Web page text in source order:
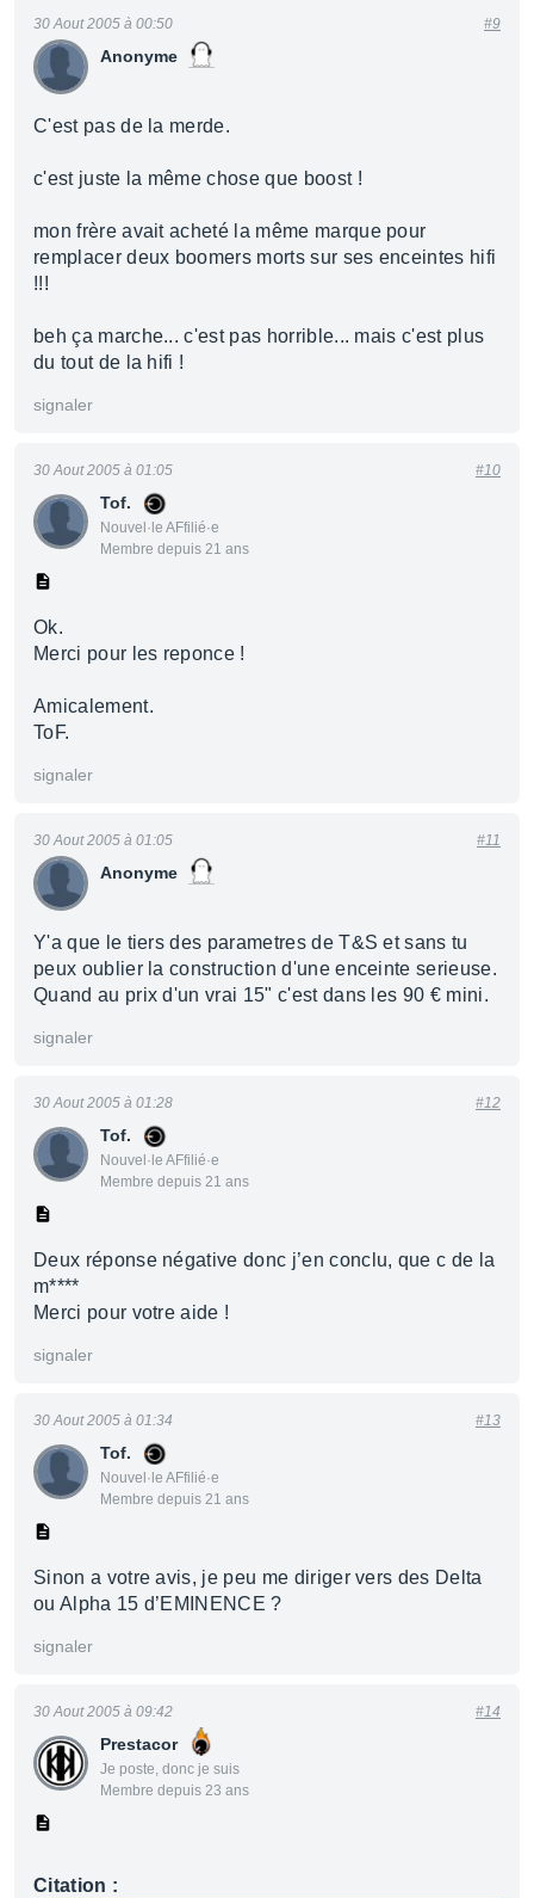
Anonyme
30 Aout 2005 à 00:50 #9
C'est pas de la merde.
c'est juste la même chose que boost !
mon frère avait acheté la même marque pour
remplacer deux boomers morts sur ses enceintes hifi
!!!
beh ça marche... c'est pas horrible... mais c'est plus
du tout de la hifi !
signaler
Tof.
Nouvel·le AFfilié·e
Membre depuis 21 ans
30 Aout 2005 à 01:05 #10
Ok.
Merci pour les reponce !
Amicalement.
ToF.
signaler
Anonyme
30 Aout 2005 à 01:05 #11
Y'a que le tiers des parametres de T&S et sans tu
peux oublier la construction d'une enceinte serieuse.
Quand au prix d'un vrai 15" c'est dans les 90 € mini.
signaler
Tof.
Nouvel·le AFfilié·e
Membre depuis 21 ans
30 Aout 2005 à 01:28 #12
Deux réponse négative donc j’en conclu, que c de la
m****
Merci pour votre aide !
signaler
Tof.
Nouvel·le AFfilié·e
Membre depuis 21 ans
30 Aout 2005 à 01:34 #13
Sinon a votre avis, je peu me diriger vers des Delta
ou Alpha 15 d’EMINENCE ?
signaler
Prestacor
Je poste, donc je suis
Membre depuis 23 ans
30 Aout 2005 à 09:42 #14
Citation :